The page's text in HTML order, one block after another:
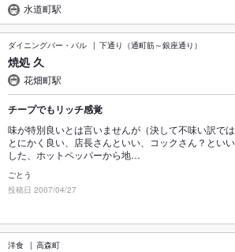
水道町駅
ダイニングバー・バル 下通り（通町筋～銀座通り）
焼処 久
花畑町駅
チープでもリッチ感覚
味が特別良いとは言いませんが（決して不味い訳で
とにかく良い、店長さんといい、コックさん？とい
した、ホットペッパーから地…
ごとう
投稿日 2007/04/27
洋食 高森町